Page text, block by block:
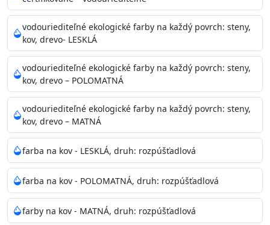
vysokými nárokmi na hygienickú čistotu ako sú
nemocnice, pôrodnice, operačné
sály, potravinárske priestory, detské izby, školy,
škôlky, telocvične, a samozrejme je
vhodná aj do bežných priestorov. Je plne umývateľná
(trieda 2 podľa EN 13300) pri
zachovaní priedušnosti vodných pár z natretých
povrchov. Má vynikajúcu kryciu schopnosť,
vysokú výdatnosť a výborný rozliv. Je možné ju tónovať v
bohatej škále odtieňov.
Odtieň: Biela + je možné tónovať podľa RAL, NCS,
Pantone
vodouriediteľné ekologické farby na každý povrch: steny,
kov, drevo- LESKLÁ
vodouriediteľné ekologické farby na každý povrch: steny,
kov, drevo – POLOMATNÁ
vodouriediteľné ekologické farby na každý povrch: steny,
kov, drevo – MATNÁ
farba na kov - LESKLÁ, druh: rozpúšťadlová
farba na kov - POLOMATNÁ, druh: rozpúšťadlová
farby na kov - MATNÁ, druh: rozpúšťadlová